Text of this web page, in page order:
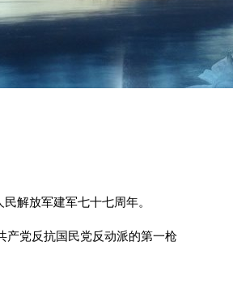
解放军建军七十七周年。
产党反抗国民党反动派的第一枪